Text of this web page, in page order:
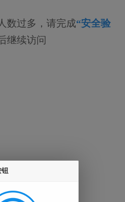
数过多，请完成“安全验
继续访问